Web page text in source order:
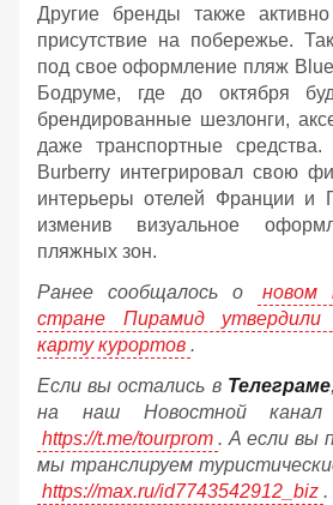
Другие бренды также
присутствие на побережье.
под свое оформление пляж
Бодруме, где до октября
брендированные шезлонги,
даже транспортные
Burberry интегрировал свою
интерьеры отелей Франции и
изменив визуальное
пляжных зон.
Ранее сообщалось о
новом
стране Пирамид утвердили
карту курортов .
Если вы остались в Телеграме
на наш Новостной
https://t.me/tourprom . А если вы
мы транслируем
https://max.ru/id7743542912_biz